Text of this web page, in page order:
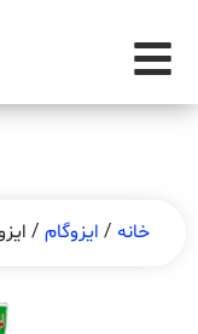
خانه / ایزوگام /